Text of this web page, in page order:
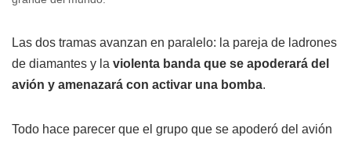
Las dos tramas avanzan en paralelo: la pareja de ladrones
de diamantes y la violenta banda que se apoderará del
avión y amenazará con activar una bomba.
Todo hace parecer que el grupo que se apoderó del avión